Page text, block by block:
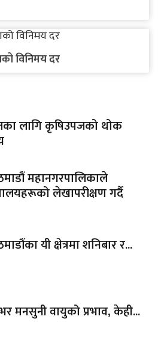
विनिमय दर
लागि कृषिउपजको थोक
महानगरपालिकाले
लेखापरीक्षण गर्दै
यी क्षेत्रमा शनिबार र...
मनसुनी वायुको प्रभाव, केही...